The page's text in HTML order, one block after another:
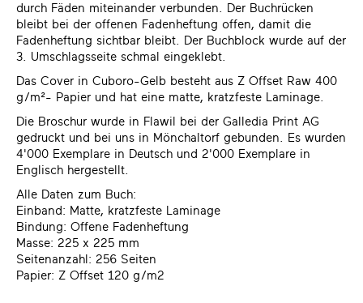
durch Fäden miteinander verbunden. Der Buchrücken
bleibt bei der offenen Fadenheftung offen, damit die
Fadenheftung sichtbar bleibt. Der Buchblock wurde auf der
3. Umschlagsseite schmal eingeklebt.
Das Cover in Cuboro-Gelb besteht aus Z Offset Raw 400
g/m²- Papier und hat eine matte, kratzfeste Laminage.
Die Broschur wurde in Flawil bei der Galledia Print AG
gedruckt und bei uns in Mönchaltorf gebunden. Es wurden
4'000 Exemplare in Deutsch und 2'000 Exemplare in
Englisch hergestellt.
Alle Daten zum Buch:
Einband: Matte, kratzfeste Laminage
Bindung: Offene Fadenheftung
Masse: 225 x 225 mm
Seitenanzahl: 256 Seiten
Papier: Z Offset 120 g/m2